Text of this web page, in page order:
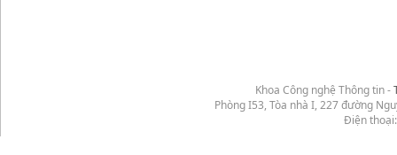
Khoa Công nghệ Thông tin -
Phòng I53, Tòa nhà I, 227 đường
Điện